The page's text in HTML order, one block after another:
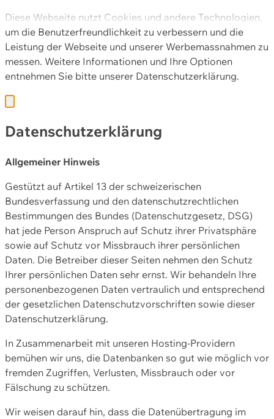
Diese Webseite nutzt Cookies und andere Technologien,
um die Benutzerfreundlichkeit zu verbessern und die
Leistung der Webseite und unserer Werbemassnahmen zu
messen. Weitere Informationen und Ihre Optionen
entnehmen Sie bitte unserer Datenschutzerklärung.
Datenschutzerklärung
Allgemeiner Hinweis
Gestützt auf Artikel 13 der schweizerischen
Bundesverfassung und den datenschutzrechtlichen
Bestimmungen des Bundes (Datenschutzgesetz, DSG)
hat jede Person Anspruch auf Schutz ihrer Privatsphäre
sowie auf Schutz vor Missbrauch ihrer persönlichen
Daten. Die Betreiber dieser Seiten nehmen den Schutz
Ihrer persönlichen Daten sehr ernst. Wir behandeln Ihre
personenbezogenen Daten vertraulich und entsprechend
der gesetzlichen Datenschutzvorschriften sowie dieser
Datenschutzerklärung.
In Zusammenarbeit mit unseren Hosting-Providern
bemühen wir uns, die Datenbanken so gut wie möglich vor
fremden Zugriffen, Verlusten, Missbrauch oder vor
Fälschung zu schützen.
Wir weisen darauf hin, dass die Datenübertragung im